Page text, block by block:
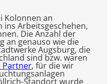
Kolonnen an
Arbeitsgeschehen,
Die Anzahl der
an genauso wie die
Augsburg, die
sind bzw. waren
Partner, für die wir
Standort wurde